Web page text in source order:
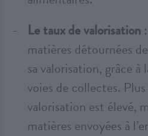
Le taux de valorisation
matières détournées
sa valorisation, grâce à
voies de collectes.
valorisation est élevé,
matières envoyées à